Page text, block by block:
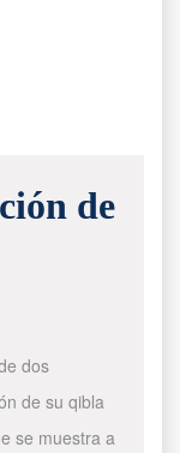
de
dos
de su qibla
se muestra a